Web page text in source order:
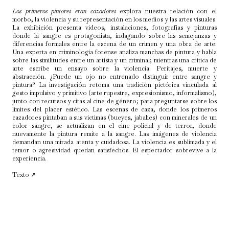
Disney es grande pero yo soy el primero
Primeros trabajos
Los primeros pintores eran cazadoresexplora nuestra relación con el
morbo, la violencia y su representación en los medios y las artes visuales.
La exhibición presenta videos, instalaciones, fotografías y pinturas
donde la sangre es protagonista, indagando sobre las semejanzas y
diferencias formales entre la escena de un crimen y una obra de arte.
Una experta en criminología forense analiza manchas de pintura y habla
sobre las similitudes entre un artista y un criminal; mientras una crítica de
arte escribe un ensayo sobre la violencia. Peritajes, muerte y
abstracción. ¿Puede un ojo no entrenado distinguir entre sangre y
pintura? La investigación retoma una tradición pictórica vinculada al
gesto impulsivo y primitivo (arte rupestre, expresionismo, informalismo),
junto con recursos y citas al cine de género; para preguntarse sobre los
límites del placer estético. Las escenas de caza, donde los primeros
cazadores pintaban a sus victimas (bueyes, jabalíes) con minerales de un
color sangre, se actualizan en el cine policial y de terror, donde
nuevamente la pintura remite a la sangre. Las imágenes de violencia
demandan una mirada atenta y cuidadosa. La violencia es sublimada y el
temor o agresividad quedan satisfechos. El espectador sobrevive a la
experiencia.
Texto ↗